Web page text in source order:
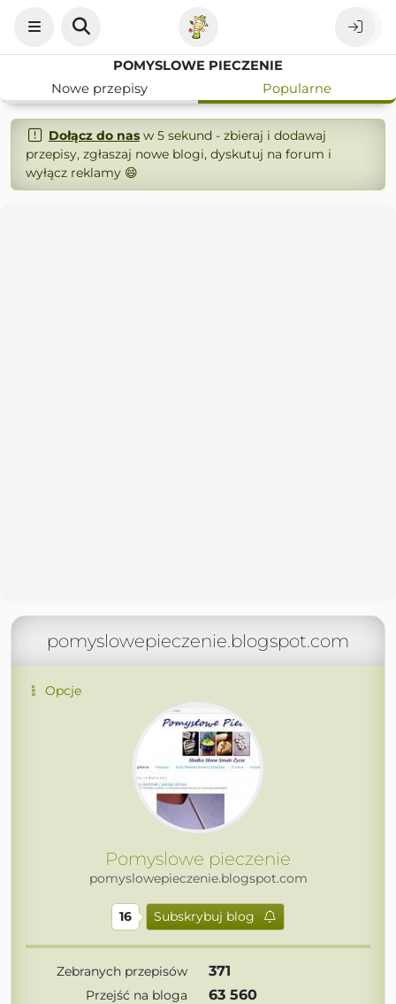
POMYSLOWE PIECZENIE
Nowe przepisy
Popularne
Dołącz do nasw 5 sekund - zbieraj i dodawaj
przepisy, zgłaszaj nowe blogi, dyskutuj na forum i
wyłącz reklamy 😄
pomyslowepieczenie.blogspot.com
Opcje
Pomyslowe pieczenie
pomyslowepieczenie.blogspot.com
16 Subskrybuj blog
Zebranych przepisów 371
Przejść na bloga 63 560